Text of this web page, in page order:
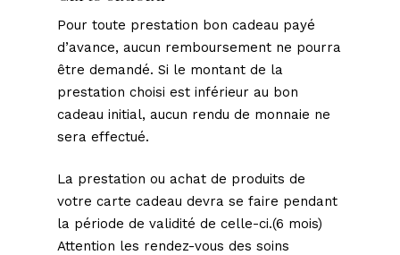
Pour toute prestation bon cadeau payé
d’avance, aucun remboursement ne pourra
être demandé. Si le montant de la
prestation choisi est inférieur au bon
cadeau initial, aucun rendu de monnaie ne
sera effectué.
La prestation ou achat de produits de
votre carte cadeau devra se faire pendant
la période de validité de celle-ci.(6 mois)
Attention les rendez-vous des soins